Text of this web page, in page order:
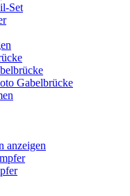
Set
Gabelbrücke
anzeigen